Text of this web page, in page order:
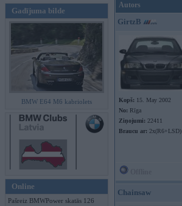
Gadījuma bilde
BMW E64 M6 kabriolets
Online
Pašreiz BMWPower skatās 126
Autors
GirtzB
Kopš: 15. May 2002
No: Rīga
Ziņojumi: 22411
Braucu ar: 2x(R6+LSD)
Chainsaw